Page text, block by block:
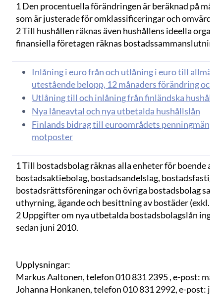
1 Den procentuella förändringen är beräknad på
som är justerade för omklassificeringar och
2 Till hushållen räknas även hushållens ideella
finansiella företagen räknas
Inlåning i euro från och utlåning i euro till
utestående belopp, 12 månaders förändring och
Utlåning till och inlåning från finländska hushåll i
Nya låneavtal och nya utbetalda hushållslån
Finlands bidrag till euroområdets
motposter
1 Till bostadsbolag räknas alla enheter för boende
bostadsaktiebolag, bostadsandelslag,
bostadsrättsföreningar och övriga bostadsbolag samt
uthyrning, ägande och besittning av bostäder (exkl.
2 Uppgifter om nya utbetalda bostadsbolagslån
sedan juni 2010.
Upplysningar:
Markus Aaltonen, telefon 010 831 2395 , e-post:
Johanna Honkanen, telefon 010 831 2992, e-post: